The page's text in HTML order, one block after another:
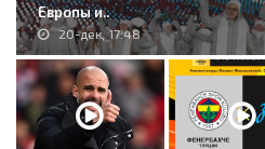
Европы и..
20-дек, 17:48